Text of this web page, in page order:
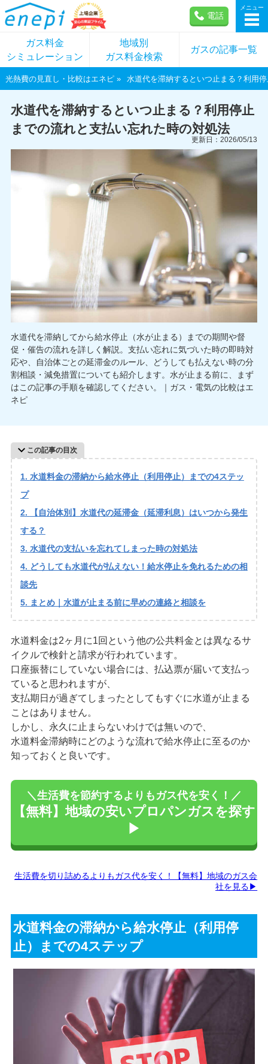
電話
メニュー
ガス料金
シミュレーション
地域別
ガス料金検索
ガスの記事一覧
光熱費の見直し・比較はエネピ 水道代を滞納するといつ止まる？利用
水道代を滞納するといつ止まる？利用停止
までの流れと支払い忘れた時の対処法
更新日：2026/05/13
水道代を滞納してから給水停止（水が止まる）までの期間や督
促・催告の流れを詳しく解説。支払い忘れに気づいた時の即時対
応や、自治体ごとの延滞金のルール、どうしても払えない時の分
割相談・減免措置についても紹介します。水が止まる前に、まず
はこの記事の手順を確認してください。｜ガス・電気の比較はエ
ネピ
この記事の目次
水道料金の滞納から給水停止（利用停止）までの4ステッ
プ
【自治体別】水道代の延滞金（延滞利息）はいつから発生
する？
水道代の支払いを忘れてしまった時の対処法
どうしても水道代が払えない！給水停止を免れるための相
談先
まとめ｜水道が止まる前に早めの連絡と相談を
水道料金は2ヶ月に1回という他の公共料金とは異なるサ
イクルで検針と請求が行われています。
口座振替にしていない場合には、払込票が届いて支払っ
ていると思われますが、
支払期日が過ぎてしまったとしてもすぐに水道が止まる
ことはありません。
しかし、永久に止まらないわけでは無いので、
水道料金滞納時にどのような流れで給水停止に至るのか
知っておくと良いです。
＼生活費を節約するよりもガス代を安く！／
【無料】地域の安いプロパンガスを探す
▶
生活費を切り詰めるよりもガス代を安く！【無料】地域のガス会
社を見る▶
水道料金の滞納から給水停止（利用停
止）までの4ステップ